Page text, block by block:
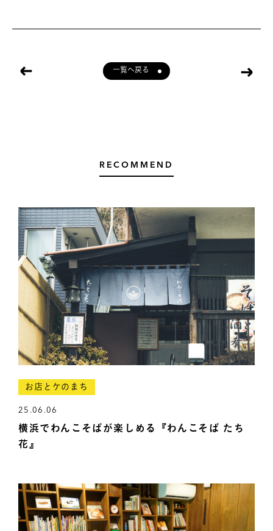
一覧へ戻る
RECOMMEND
お店とケのまち
25.06.06
横浜でわんこそばが楽しめる『わんこそば たち
花』